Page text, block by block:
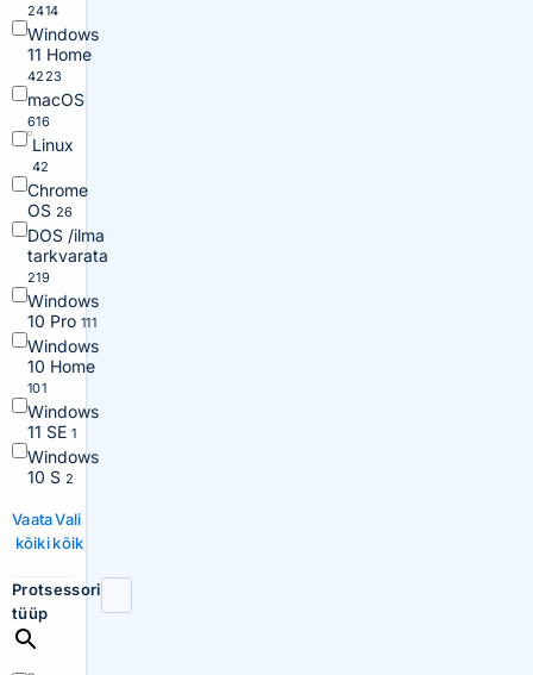
2414
Windows
11 Home
4223
macOS
616
Linux
42
Chrome
OS 26
DOS /ilma
tarkvarata
219
Windows
10 Pro 111
Windows
10 Home
101
Windows
11 SE 1
Windows
10 S 2
Vaata
kõiki
Vali
kõik
Protsessori
tüüp